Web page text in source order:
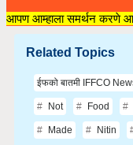
आपण आम्हाला समर्थन करणे
Related Topics
ईफको बातमी IFFCO
Not Food
Made Nitin